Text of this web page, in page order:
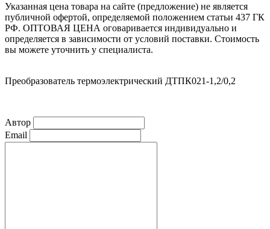
Указанная цена товара на сайте (предложение) не является
публичной офертой, определяемой положением статьи 437 ГК
РФ. ОПТОВАЯ ЦЕНА оговаривается индивидуально и
определяется в зависимости от условий поставки. Стоимость
вы можете уточнить у специалиста.
Преобразователь термоэлектрический ДТПК021-1,2/0,2
Автор
Email